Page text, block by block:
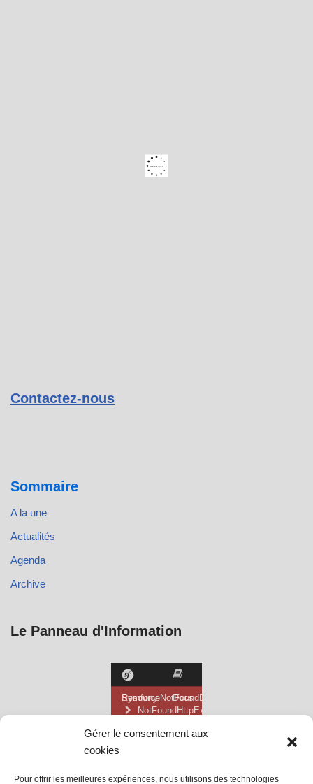
Gérer le consentement aux
cookies
Pour offrir les meilleures expériences, nous utilisons des technologies
Contactez-nous
Sommaire
A la une
Actualités
Agenda
Archive
Le Panneau d'Information